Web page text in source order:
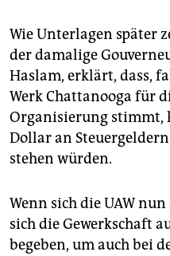
Wie Unterlagen später
der damalige
Haslam, erklärt, dass,
Werk Chattanooga für
Organisierung stimmt,
Dollar an
stehen würden.
Wenn sich die UAW
sich die Gewerkschaft
begeben, um auch bei